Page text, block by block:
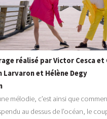
réalisé par Victor Cesca et
Larvaron et Hélène Degy
mélodie, c’est ainsi que
au dessus de l’océan, le